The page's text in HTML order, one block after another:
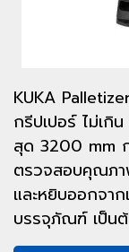
KUKA
กรีปเปอร์ ไม่เกิ
สุด 3200 mm
ตรวจสอบคุณภา
และหยิบออกจา
บรรจุภัณฑ์ เป็น